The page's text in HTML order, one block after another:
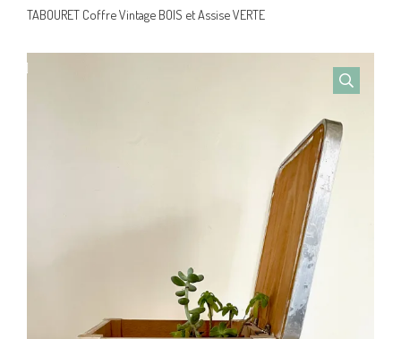
TABOURET Coffre Vintage BOIS et Assise VERTE